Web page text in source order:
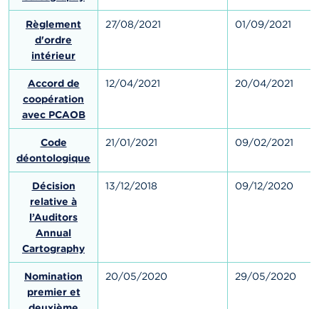
Règlement
d'ordre
intérieur
27/08/2021 01/09/2021
Accord de
coopération
avec PCAOB
12/04/2021 20/04/2021
Code
déontologique
21/01/2021 09/02/2021
Décision
relative à
l’Auditors
Annual
Cartography
13/12/2018 09/12/2020
Nomination
premier et
20/05/2020 29/05/2020